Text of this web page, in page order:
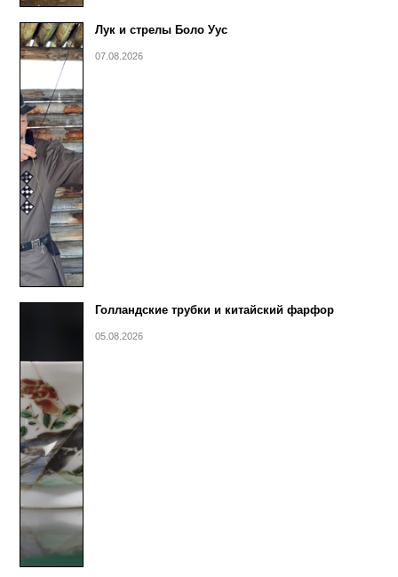
Лук и стрелы Боло Уус
07.08.2026
Голландские трубки и китайский фарфор
05.08.2026